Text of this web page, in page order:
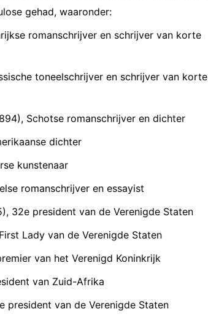
gehad, waaronder:
romanschrijver en schrijver van korte
toneelschrijver en schrijver van korte
Schotse romanschrijver en dichter
dichter
kunstenaar
romanschrijver en essayist
32e president van de Verenigde Staten
Lady van de Verenigde Staten
van het Verenigd Koninkrijk
van Zuid-Afrika
president van de Verenigde Staten